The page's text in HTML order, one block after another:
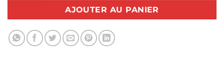
AJOUTER AU PANIER